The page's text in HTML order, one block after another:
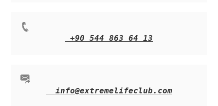
+90 544 863 64 13
info@extremelifeclub.com